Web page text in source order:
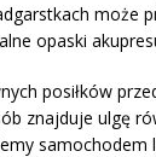
może
opaski
posiłków
znajduje ulgę